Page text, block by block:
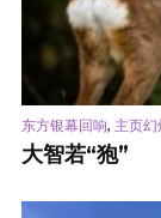
东方银幕回响, 主页幻
大智若“狍”